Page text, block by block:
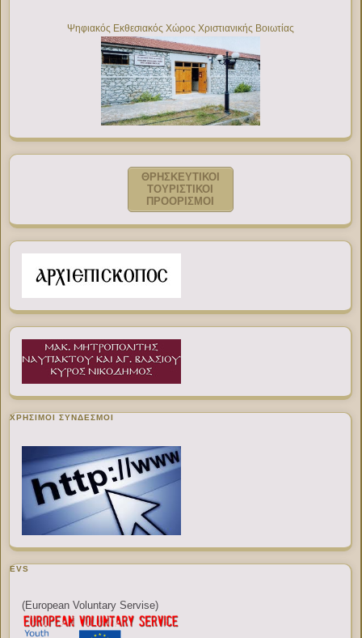
Ψηφιακός Εκθεσιακός Χώρος Χριστιανικής Βοιωτίας
ΘΡΗΣΚΕΥΤΙΚΟΙ
ΤΟΥΡΙΣΤΙΚΟΙ
ΠΡΟΟΡΙΣΜΟΙ
ΧΡΉΣΙΜΟΙ ΣΎΝΔΕΣΜΟΙ
EVS
(European Voluntary Servise)